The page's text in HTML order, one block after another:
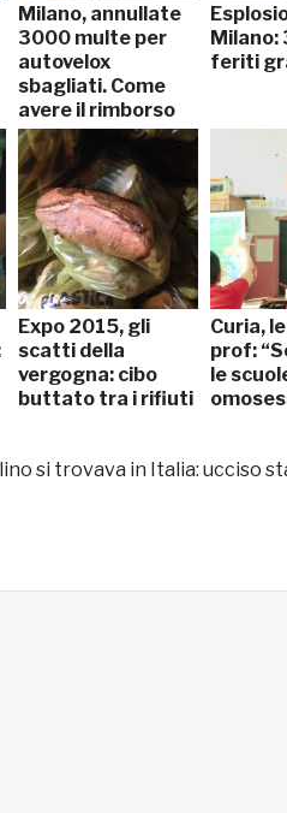
Milano, annullate
3000 multe per
autovelox
sbagliati. Come
avere il rimborso
Milano:
feriti
Expo 2015, gli
scatti della
vergogna: cibo
buttato tra i rifiuti
Curia,
prof:
le
si trovava in Italia: ucciso